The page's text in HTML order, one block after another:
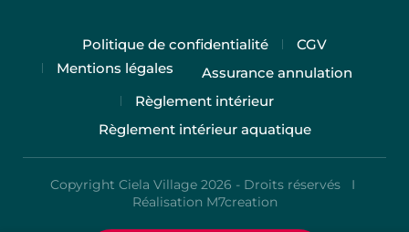
Politique de confidentialité
CGV
Mentions légales
Assurance annulation
Règlement intérieur
Règlement intérieur aquatique
Copyright Ciela Village 2026 - Droits réservés I
Réalisation M7creation